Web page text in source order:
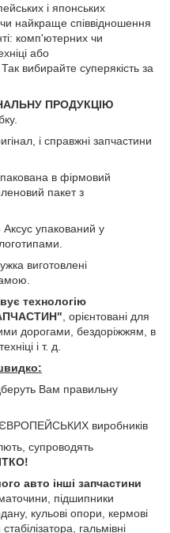
і японських
найкраще співвідношення
комп'ютерних чи
або
вибирайте суперякість за
ПРОДУКЦІЮ
і справжні запчастини
в фірмовий
пакет з
упакований у
виготовлені
технологію
, орієнтовані для
дорогами, бездоріжжям, в
і т. д.
Вам правильну
виробників
супроводять
авто інші запчастини
підшипники
кульові опори, кермові
гальмівні